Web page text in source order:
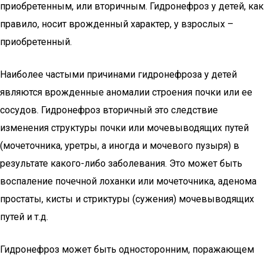
приобретенным, или вторичным. Гидронефроз у детей, как
правило, носит врожденный характер, у взрослых –
приобретенный.
Наиболее частыми причинами гидронефроза у детей
являются врожденные аномалии строения почки или ее
сосудов. Гидронефроз вторичный это следствие
изменения структуры почки или мочевыводящих путей
(мочеточника, уретры, а иногда и мочевого пузыря) в
результате какого-либо заболевания. Это может быть
воспаление почечной лоханки или мочеточника, аденома
простаты, кисты и стриктуры (сужения) мочевыводящих
путей и т.д.
Гидронефроз может быть односторонним, поражающем